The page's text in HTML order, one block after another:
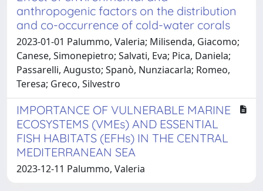
anthropogenic factors on the distribution
and co-occurrence of cold-water corals
2023-01-01 Palummo, Valeria; Milisenda, Giacomo;
Canese, Simonepietro; Salvati, Eva; Pica, Daniela;
Passarelli, Augusto; Spanò, Nunziacarla; Romeo,
Teresa; Greco, Silvestro
IMPORTANCE OF VULNERABLE MARINE
ECOSYSTEMS (VMEs) AND ESSENTIAL
FISH HABITATS (EFHs) IN THE CENTRAL
MEDITERRANEAN SEA
2023-12-11 Palummo, Valeria